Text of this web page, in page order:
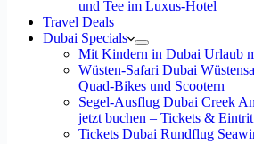
und Tee im Luxus-Hotel
Travel Deals
Dubai Specials
Mit Kindern in Dubai Urlaub
Wüsten-Safari Dubai
Quad-Bikes und Scootern
Segel-Ausflug Dubai Creek
jetzt buchen – Tickets &
Tickets Dubai Rundflug